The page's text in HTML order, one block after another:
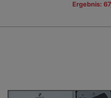
Ergebnis: